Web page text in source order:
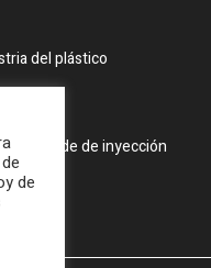
del plástico
de molde de inyección
de